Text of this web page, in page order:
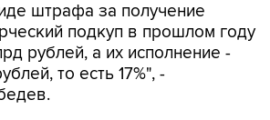
штрафа за получение
подкуп в прошлом году
рублей, а их исполнение -
то есть 17%", -